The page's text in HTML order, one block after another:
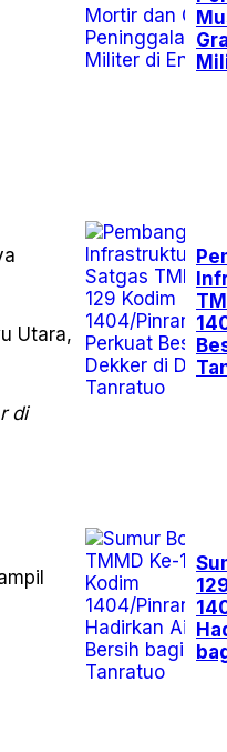
Utara,
di